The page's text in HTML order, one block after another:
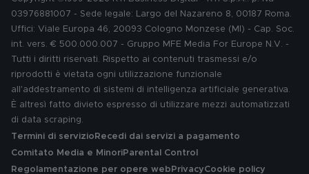
03976881007 - Sede legale: Largo del Nazareno 8, 00187 Roma.
Uffici: Viale Europa 46, 20093 Cologno Monzese (MI) - Cap. Soc.
int. vers. € 500.000.007 - Gruppo MFE Media For Europe N.V. -
Tutti i diritti riservati. Rispetto ai contenuti trasmessi e/o
riprodotti è vietata ogni utilizzazione funzionale
all'addestramento di sistemi di intelligenza artificiale generativa.
È altresì fatto divieto espresso di utilizzare mezzi automatizzati
di data scraping.
Termini di servizio Recedi dai servizi a pagamento
Comitato Media e MinoriParental Control
Regolamentazione per opere web PrivacyCookie policy